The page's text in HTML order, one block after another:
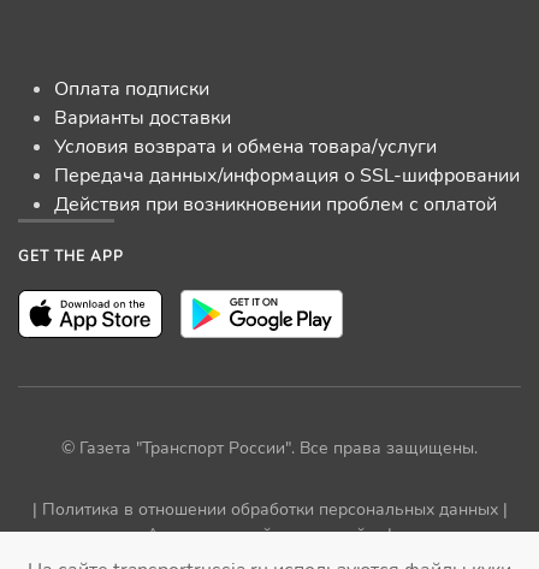
Оплата подписки
Варианты доставки
Условия возврата и обмена товара/услуги
Передача данных/информация о SSL-шифровании
Действия при возникновении проблем с оплатой
GET THE APP
© Газета "Транспорт России". Все права защищены.
| Политика в отношении обработки персональных данных|
Архив прежней версии сайта|